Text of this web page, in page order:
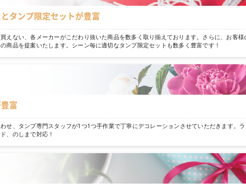
タンプ限定セットが豊富
えない、各メーカーがこだわり抜いた商品を数多く取り揃えております。さらに、お客
商品を提案いたします。シーン毎に適切なタンプ限定セットも数多く豊富です！
富
せ、タンプ専門スタッフが1つ1つ手作業で丁寧にデコレーションさせていただきます。
、のしまで対応！